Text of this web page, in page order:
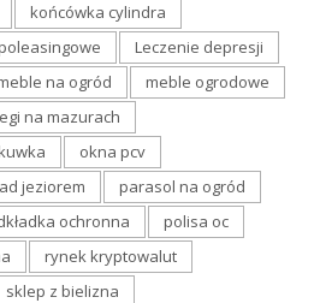
końcówka cylindra
Leczenie depresji
na ogród
meble ogrodowe
na mazurach
okna pcv
jeziorem
parasol na ogród
ochronna
polisa oc
rynek kryptowalut
sklep z bielizna